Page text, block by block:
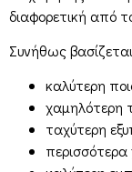
διαφορετική από
Συνήθως
καλύτερη
χαμηλότερη
ταχύτερη